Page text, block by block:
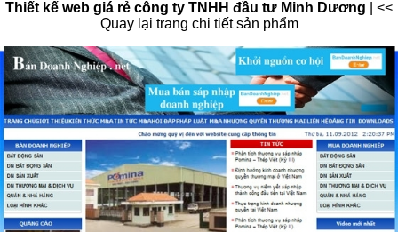
Thiết kế web giá rẻ công ty TNHH đầu tư Minh Dương
<<
Quay lại trang chi tiết sản phẩm